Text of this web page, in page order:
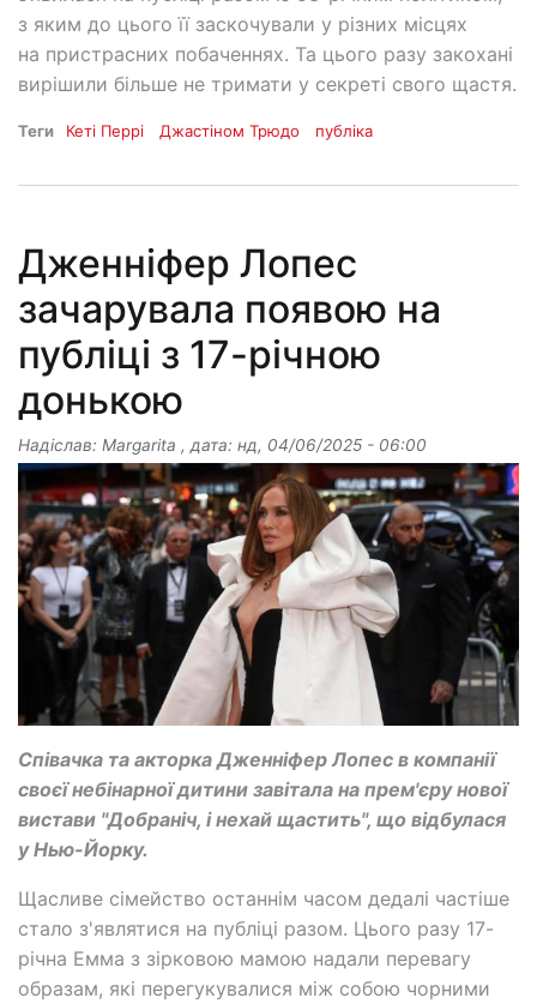
з яким до цього її заскочували у різних місцях
на пристрасних побаченнях. Та цього разу закохані
вирішили більше не тримати у секреті свого щастя.
Теги Кеті Перрі Джастіном Трюдо публіка
Дженніфер Лопес
зачарувала появою на
публіці з 17-річною
донькою
Надіслав: Margarita , дата: нд, 04/06/2025 - 06:00
Співачка та акторка Дженніфер Лопес в компанії
своєї небінарної дитини завітала на прем'єру нової
вистави "Добраніч, і нехай щастить", що відбулася
у Нью-Йорку.
Щасливе сімейство останнім часом дедалі частіше
стало з'являтися на публіці разом. Цього разу 17-
річна Емма з зірковою мамою надали перевагу
образам, які перегукувалися між собою чорними